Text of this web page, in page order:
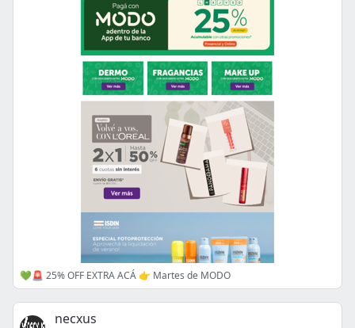
💚🚨 25% OFF EXTRA ACÁ 👉 Martes de MODO
necxus